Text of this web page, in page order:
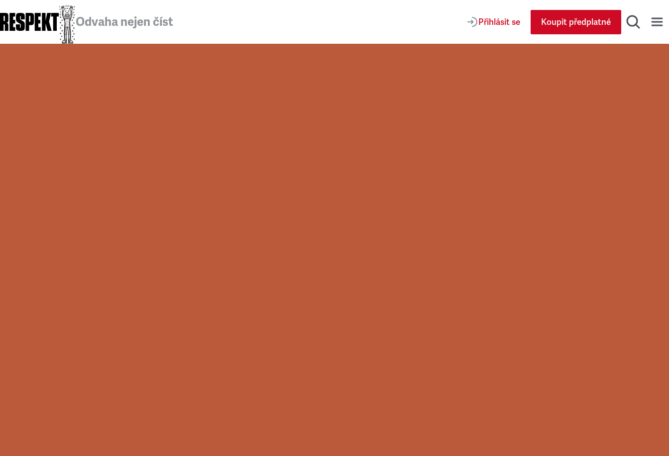
Odvaha nejen číst Přihlásit se Koupit předplatné